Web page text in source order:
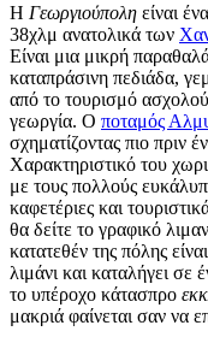
Η Γεωργιούπολη είναι
38χλμ ανατολικά των
Είναι μια μικρή
καταπράσινη πεδιάδα,
από το τουρισμό
γεωργία. Ο ποταμός
σχηματίζοντας πιο πριν
Χαρακτηριστικό του
με τους πολλούς
καφετέριες και
θα δείτε το γραφικό
κατατεθέν της πόλης
λιμάνι και καταλήγει σε
το υπέροχο κάτασπρο
μακριά φαίνεται σαν να